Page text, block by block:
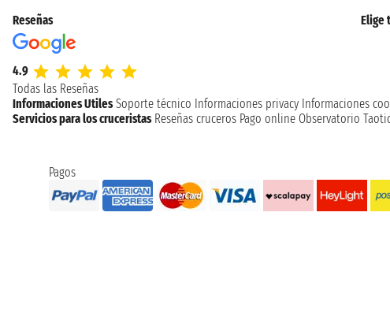
Reseñas
4.9
Todas las Reseñas
Elige
Informaciones Utiles Soporte técnico Informaciones privacy Informaciones
Servicios para los cruceristas Reseñas cruceros Pago online Observatorio
Pagos